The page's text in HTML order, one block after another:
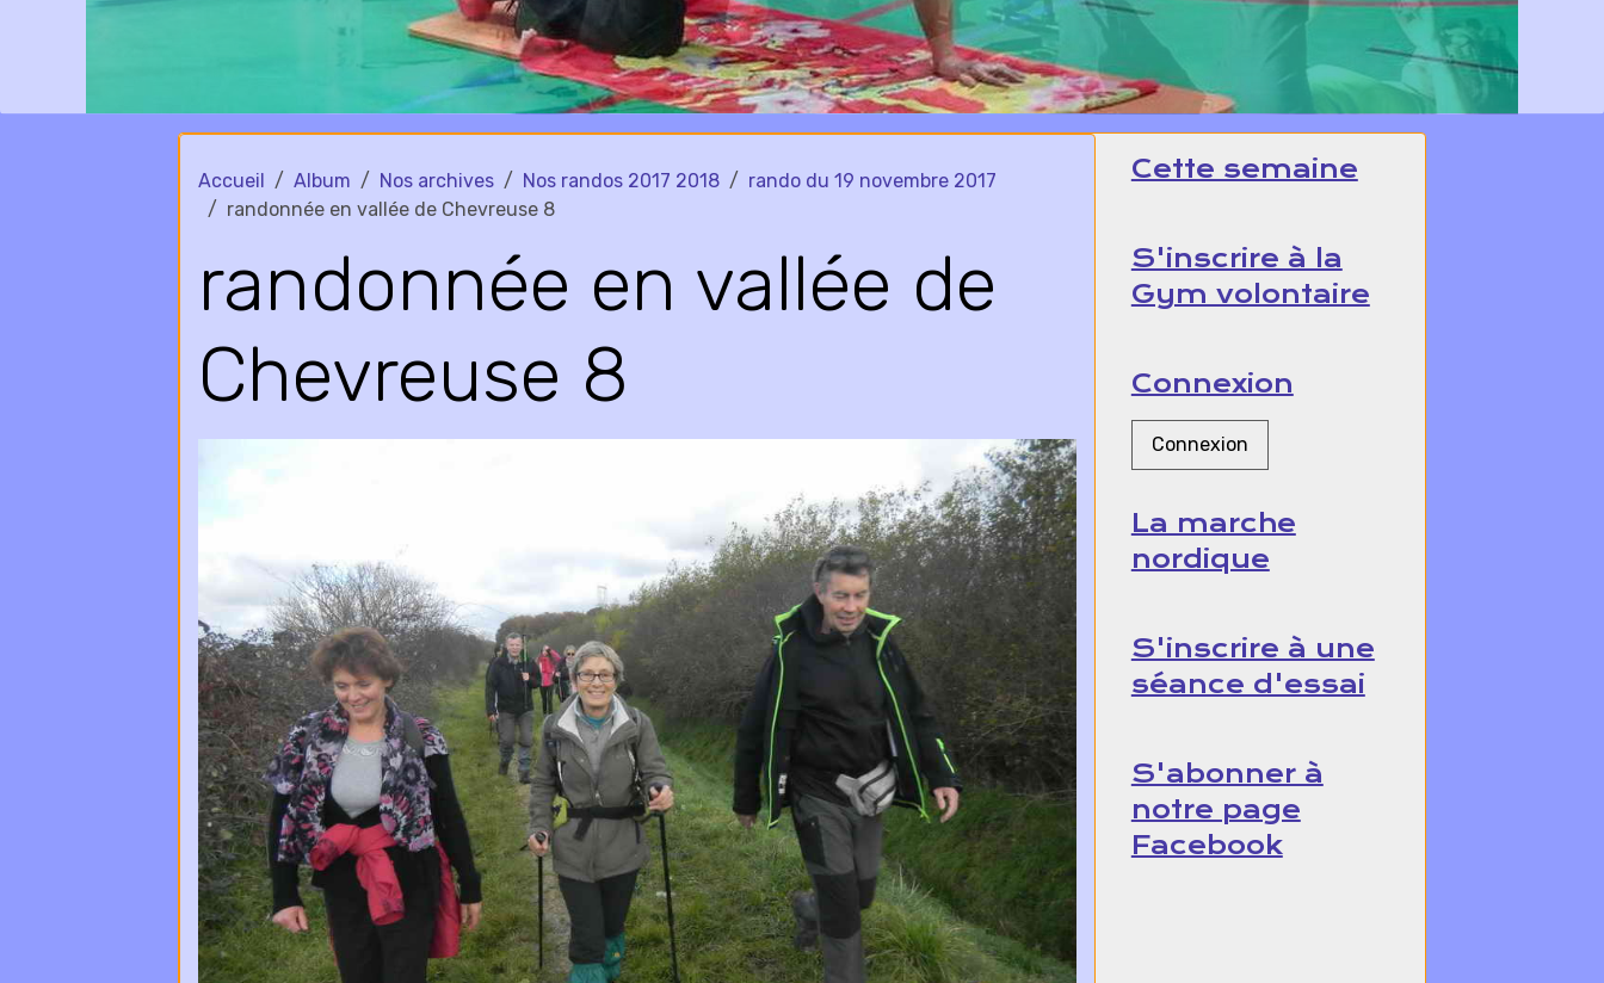
Accueil Album Nos archives Nos randos 2017 2018
rando du 19 novembre 2017
randonnée en vallée de Chevreuse 8
randonnée en vallée de
Chevreuse 8
Cette semaine
S'inscrire à la
Gym volontaire
Connexion
Connexion
La marche
nordique
S'inscrire à une
séance d'essai
S'abonner à
notre page
Facebook